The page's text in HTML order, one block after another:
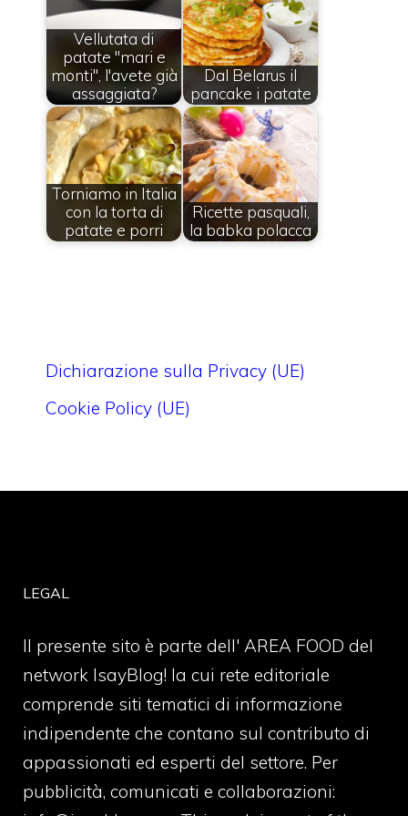
Vellutata di
patate "mari e
monti", l'avete già
assaggiata?
Dal Belarus il
pancake i patate
Torniamo in Italia
con la torta di
patate e porri
Ricette pasquali,
la babka polacca
Dichiarazione sulla Privacy (UE)
Cookie Policy (UE)
LEGAL
Il presente sito è parte dell' AREA FOOD del
network IsayBlog! la cui rete editoriale
comprende siti tematici di informazione
indipendente che contano sul contributo di
appassionati ed esperti del settore. Per
pubblicità, comunicati e collaborazioni: